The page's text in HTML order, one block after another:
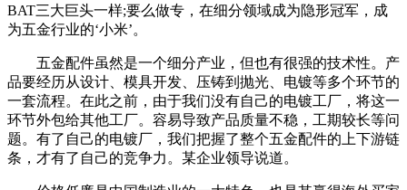
BAT三大巨头一样;要么做专，在细分领域成为隐形冠军，成
为五金行业的‘小米’。
五金配件虽然是一个细分产业，但也有很强的技术性。产
品要经历从设计、模具开发、压铸到抛光、电镀等多个环节的
一套流程。在此之前，由于我们没有自己的电镀工厂，将这一
环节外包给其他工厂。容易导致产品质量不稳，工期较长等问
题。有了自己的电镀厂，我们把握了整个五金配件的上下游链
条，才有了自己的竞争力。某企业领导说道。